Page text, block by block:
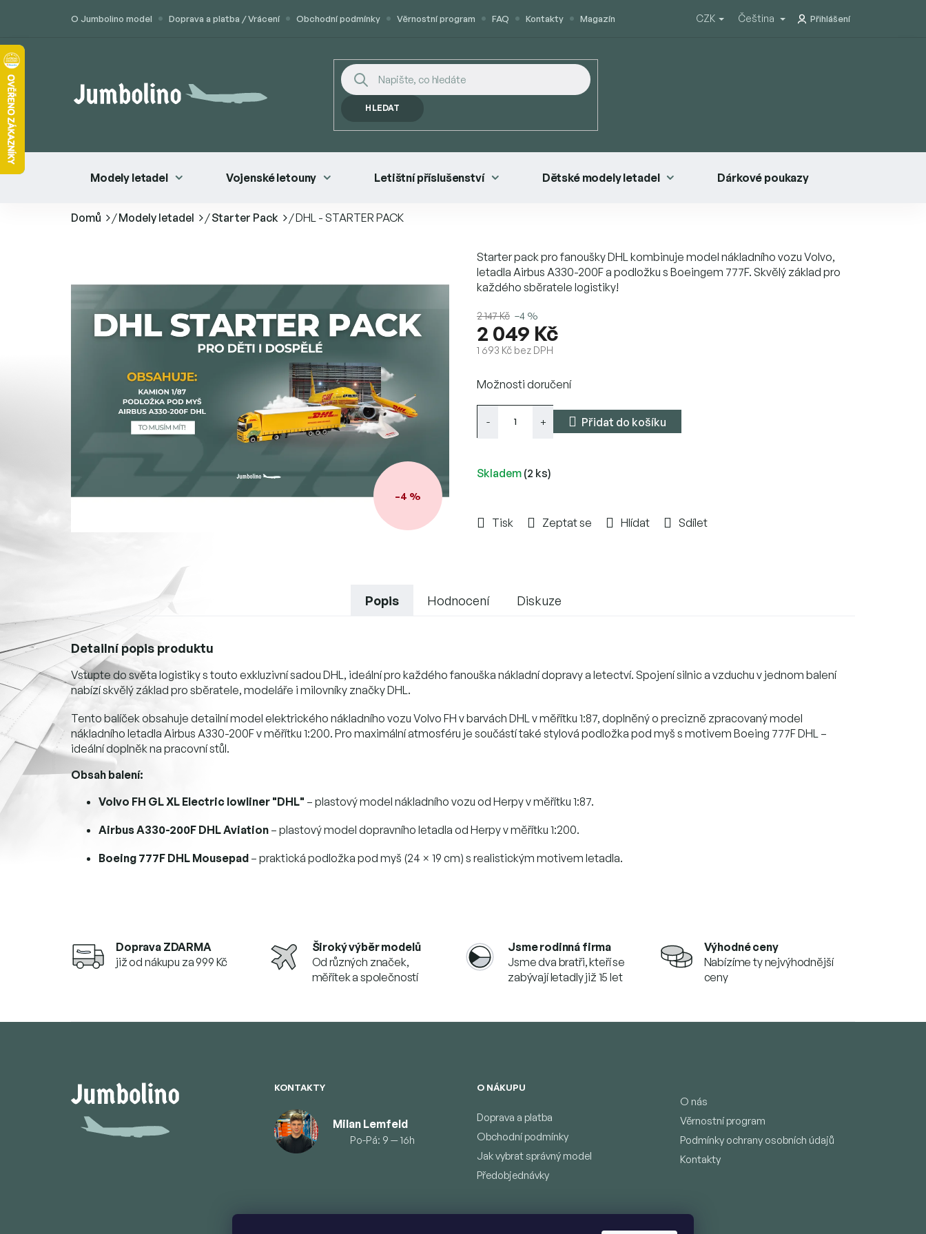
O Jumbolino model Doprava a platba / Vrácení Obchodní podmínky Věrnostní program FAQ Kontakty Magazín CZK Čeština Přihlášení
HLEDAT
Modely letadel Vojenské letouny Letištní příslušenství Dětské modely letadel Dárkové poukazy
Domů /Modely letadel /Starter Pack /DHL - STARTER PACK
–4 %
2 147 Kč –4 %
2 049 Kč
1 693 Kč bez DPH
cena:
Skladem (2 ks)
Možnosti doručení
Přidat do košíku
Starter pack pro fanoušky DHL kombinuje model nákladního vozu Volvo,
letadla Airbus A330-200F a podložku s Boeingem 777F. Skvělý základ pro
každého sběratele logistiky!
Tisk Zeptat se Hlídat Sdílet
Doprava ZDARMA
již od nákupu za 999 Kč
Široký výběr modelů
Od různých značek,
měřítek a společností
Jsme rodinná firma
Jsme dva bratři, kteří se
zabývají letadly již 15 let
Výhodné ceny
Nabízíme ty nejvýhodnější
ceny
Popis Hodnocení Diskuze
Detailní popis produktu
Vstupte do světa logistiky s touto exkluzivní sadou DHL, ideální pro každého fanouška nákladní dopravy a letectví. Spojení silnic a vzduchu v jednom balení
nabízí skvělý základ pro sběratele, modeláře i milovníky značky DHL.
Tento balíček obsahuje detailní model elektrického nákladního vozu Volvo FH v barvách DHL v měřítku 1:87, doplněný o precizně zpracovaný model
nákladního letadla Airbus A330-200F v měřítku 1:200. Pro maximální atmosféru je součástí také stylová podložka pod myš s motivem Boeing 777F DHL –
ideální doplněk na pracovní stůl.
Obsah balení:
Volvo FH GL XL Electric lowliner "DHL" – plastový model nákladního vozu od Herpy v měřítku 1:87.
Airbus A330-200F DHL Aviation – plastový model dopravního letadla od Herpy v měřítku 1:200.
Boeing 777F DHL Mousepad – praktická podložka pod myš (24 × 19 cm) s realistickým motivem letadla.
KONTAKTY
Milan Lemfeld
Po-Pá: 9 — 16h
O NÁKUPU
Doprava a platba
Obchodní podmínky
Jak vybrat správný model
Předobjednávky
O nás
Věrnostní program
Podmínky ochrany osobních údajů
Kontakty